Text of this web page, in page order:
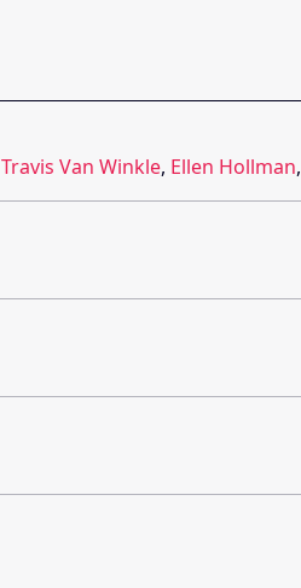
Travis Van Winkle, Ellen Hollman,